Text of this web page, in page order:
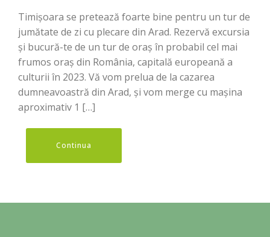
Timișoara se pretează foarte bine pentru un tur de
jumătate de zi cu plecare din Arad. Rezervă excursia
și bucură-te de un tur de oraș în probabil cel mai
frumos oraș din România, capitală europeană a
culturii în 2023. Vă vom prelua de la cazarea
dumneavoastră din Arad, și vom merge cu mașina
aproximativ 1 […]
Continua